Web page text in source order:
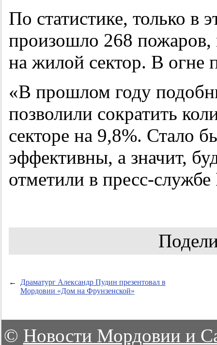
По статистике, только в
произошло 268 пожаров,
на жилой сектор. В огне
«В прошлом году
позволили сократить
секторе на 9,8%. Стало
эффективны, а значит,
отметили в пресс-
←
Драматург Александр Пудин презентовал в
Мордовии «Дом на Фрунзенской»
© Новости Мордовии и